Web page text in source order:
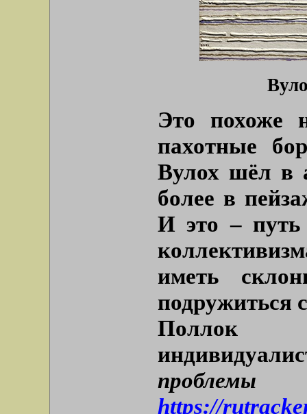
Это похоже
пахотные
Вулох шёл в
более в
И это – путь
иметь
подружиться
Поллок
https://